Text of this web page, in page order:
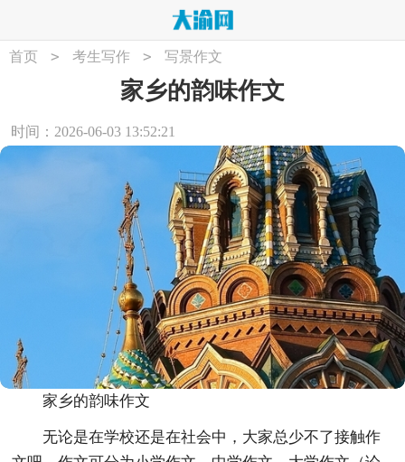
首页 > 考生写作 > 写景作文
家乡的韵味作文
时间：2026-06-03 13:52:21
家乡的韵味作文
无论是在学校还是在社会中，大家总少不了接触作